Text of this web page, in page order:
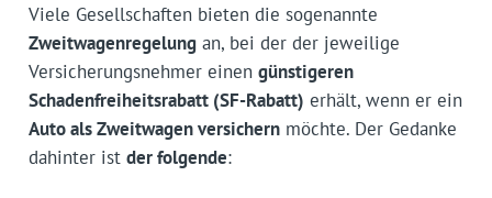
Viele Gesellschaften bieten die sogenannte
Zweitwagen­regelungan, bei der der jeweilige
Versicherungsnehmer einen günstigeren
Schadenfreiheitsrabatt (SF-Rabatt) erhält, wenn er ein
Auto als Zweitwagen versichernmöchte. Der Gedanke
dahinter ist der folgende: